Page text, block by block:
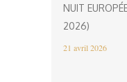
NUIT
2026)
21 avril 2026